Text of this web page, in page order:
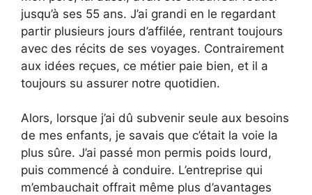
jusqu’à ses 55 ans. J’ai grandi en le regardant
partir plusieurs jours d’affilée, rentrant toujours
avec des récits de ses voyages. Contrairement
aux idées reçues, ce métier paie bien, et il a
toujours su assurer notre quotidien.
Alors, lorsque j’ai dû subvenir seule aux besoins
de mes enfants, je savais que c’était la voie la
plus sûre. J’ai passé mon permis poids lourd,
puis commencé à conduire. L’entreprise qui
m’embauchait offrait même plus d’avantages